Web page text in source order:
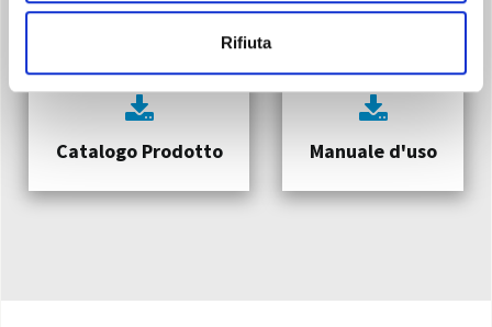
Rifiuta
Catalogo Prodotto Manuale d'uso